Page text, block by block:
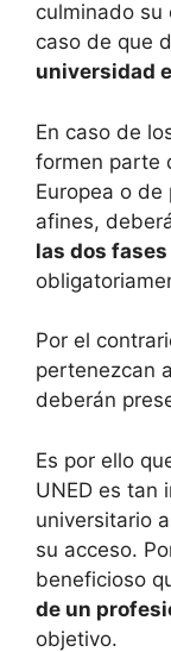
culminado su
caso de que
universidad
En caso de
formen parte
Europea o de
afines,
las dos
Por el
pertenezcan
deberán
Es por ello
UNED es tan
universitario
su acceso.
beneficioso
de un
objetivo.